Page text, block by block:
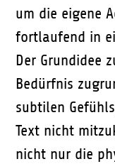
um die eigene
fortlaufend in
Der Grundidee
Bedürfnis
subtilen
Text nicht
nicht nur die